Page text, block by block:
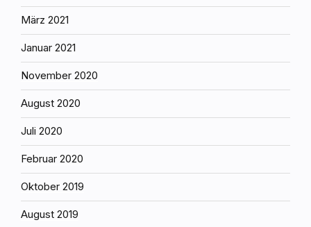
März 2021
Januar 2021
November 2020
August 2020
Juli 2020
Februar 2020
Oktober 2019
August 2019